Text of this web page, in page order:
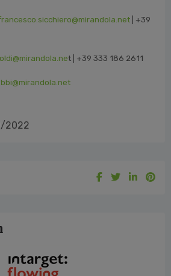
| +39
t | +39 333 186 2611
2022